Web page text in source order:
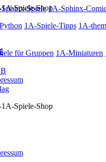
Spiele 1A-Sphinx-
1A-Spiele-Tipps 1A-
für Gruppen 1A-Miniaturen